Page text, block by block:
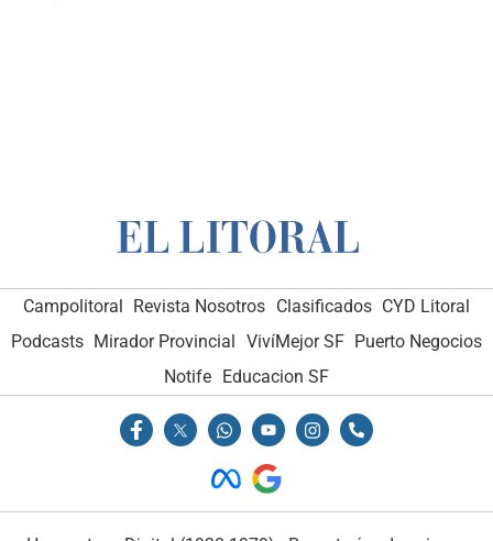
Campolitoral Revista Nosotros Clasificados CYD Litoral
Podcasts Mirador Provincial VivíMejor SF Puerto Negocios
Notife Educacion SF